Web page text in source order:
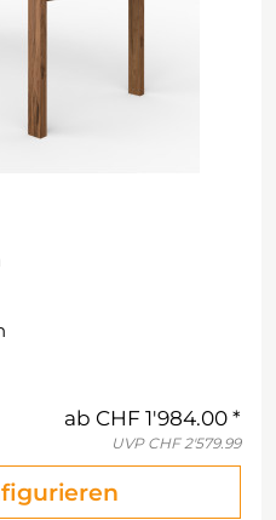
ab CHF 1'984.00
UVP CHF 2'579.99